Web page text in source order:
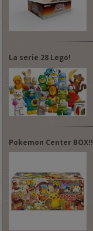
La serie 28 Lego!
Pokemon Center BOX!!